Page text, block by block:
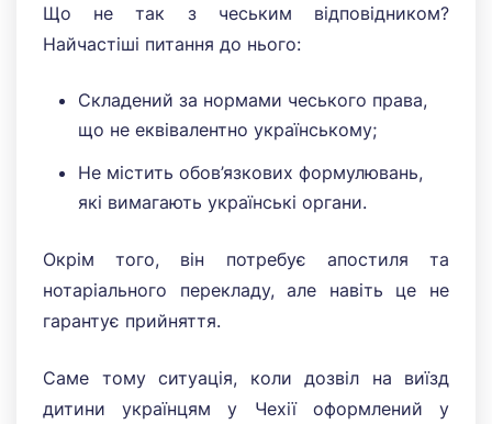
Що не так з чеським відповідником?
Найчастіші питання до нього:
Складений за нормами чеського права,
що не еквівалентно українському;
Не містить обов’язкових формулювань,
які вимагають українські органи.
Окрім того, він потребує апостиля та
нотаріального перекладу, але навіть це не
гарантує прийняття.
Саме тому ситуація, коли дозвіл на виїзд
дитини українцям у Чехії оформлений у